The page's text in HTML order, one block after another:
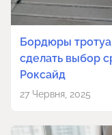
Бордюры
сделать выбор
Роксайд
27 Червня, 2025